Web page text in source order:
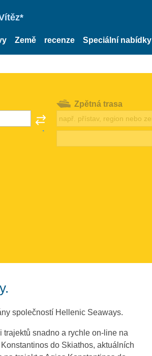
Země recenze Speciální nabídky
Zpětná trasa
společností Hellenic Seaways.
snadno a rychle on-line na
do Skiathos, aktuálních